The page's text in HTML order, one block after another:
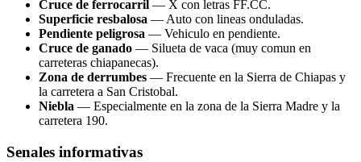
Cruce de ferrocarril — X con letras FF.CC.
Superficie resbalosa — Auto con lineas onduladas.
Pendiente peligrosa — Vehiculo en pendiente.
Cruce de ganado — Silueta de vaca (muy comun en
carreteras chiapanecas).
Zona de derrumbes — Frecuente en la Sierra de Chiapas y
la carretera a San Cristobal.
Niebla — Especialmente en la zona de la Sierra Madre y la
carretera 190.
Senales informativas